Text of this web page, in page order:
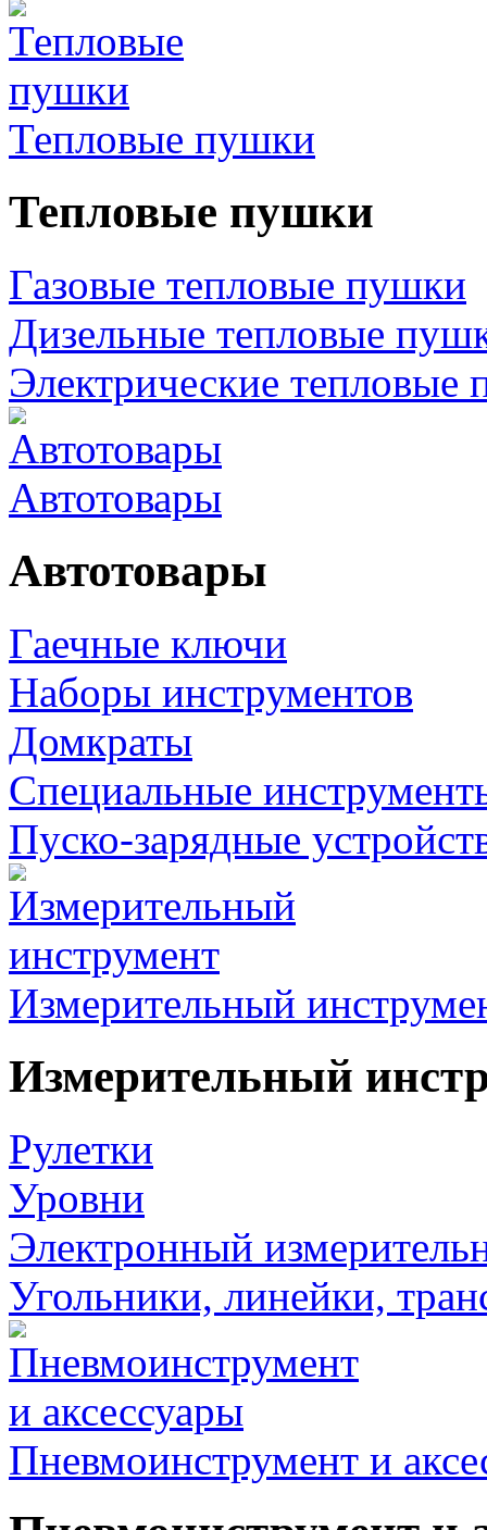
Тепловые пушки
Тепловые пушки
Газовые тепловые пушки
Дизельные тепловые
Электрические тепловые
Автотовары
Автотовары
Гаечные ключи
Наборы инструментов
Домкраты
Специальные
Пуско-зарядные
Измерительный
Измерительный
Рулетки
Уровни
Электронный
Угольники, линейки,
Пневмоинструмент и